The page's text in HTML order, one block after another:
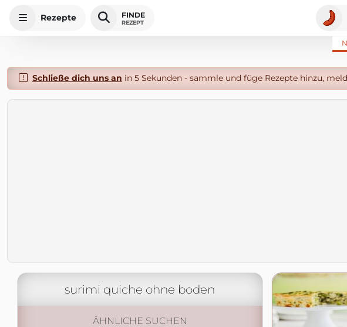
Rezepte FINDE
REZEPT
Schließe dich uns an in 5 Sekunden - sammle und füge Rezepte hinzu,
surimi quiche ohne boden
ÄHNLICHE SUCHEN